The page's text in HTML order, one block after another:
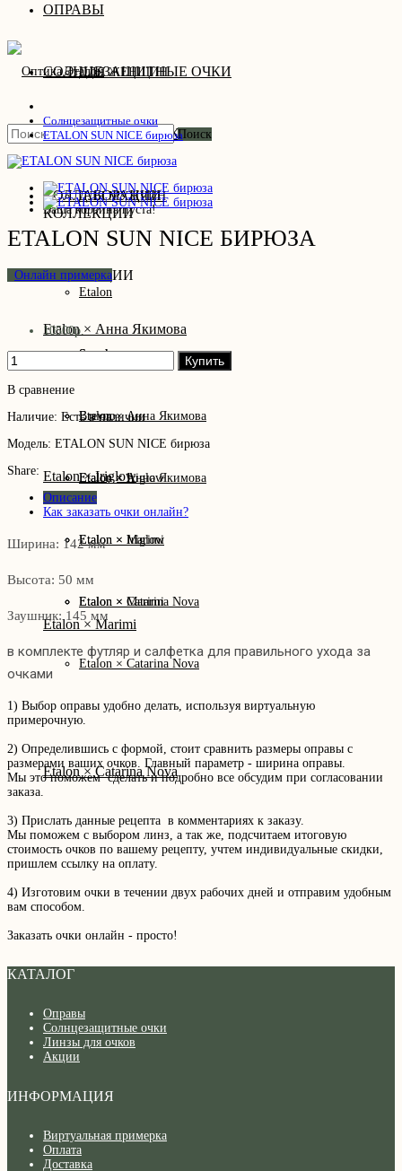
ОПРАВЫ
ДЛЯ ЖЕНЩИН
ДЛЯ МУЖЧИН
КОЛЛЕКЦИИ
Etalon
Spunky
Etalon × Анна Якимова
Etalon × Iriglow
Etalon × Marimi
Etalon × Catarina Nova
СОЛНЦЕЗАЩИТНЫЕ ОЧКИ
ДЛЯ ЖЕНЩИН
ДЛЯ МУЖЧИН
КОЛЛЕКЦИИ
Spunky
Brevno
Etalon × Анна Якимова
Etalon × Iriglow
Etalon × Marimi
Etalon × Catarina Nova
ОНЛАЙН ПРИМЕРКА
КОЛЛАБОРАЦИИ
Etalon × Анна Якимова
Etalon × Iriglow
Etalon × Marimi
Etalon × Catarina Nova
Поиск
Ваша корзина пуста!
Солнцезащитные очки
ETALON SUN NICE бирюза
ETALON SUN NICE БИРЮЗА
Онлайн примерка
10500р.
Купить
В сравнение
Наличие: Есть в наличии
Модель: ETALON SUN NICE бирюза
Share:
Описание
Как заказать очки онлайн?
Ширина: 142 мм
Высота: 50 мм
Заушник: 145 мм
в комплекте футляр и салфетка для правильного ухода за
очками
1) Выбор оправы удобно делать, используя виртуальную
примерочную.
2) Определившись с формой, стоит сравнить размеры оправы с
размерами ваших очков. Главный параметр - ширина оправы.
Мы это поможем сделать и подробно все обсудим при согласовании
заказа.
3) Прислать данные рецепта в комментариях к заказу.
Мы поможем с выбором линз, а так же, подсчитаем итоговую
стоимость очков по вашему рецепту, учтем индивидуальные скидки,
пришлем ссылку на оплату.
4) Изготовим очки в течении двух рабочих дней и отправим удобным
вам способом.
Заказать очки онлайн - просто!
КАТАЛОГ
Оправы
Солнцезащитные очки
Линзы для очков
Акции
ИНФОРМАЦИЯ
Виртуальная примерка
Оплата
Доставка